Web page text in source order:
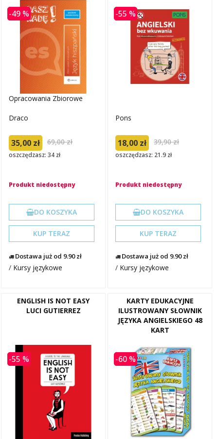
-49 %
Opracowania Zbiorowe
Draco
35,00 zł 69,00 zł
oszczędzasz: 34 zł
Produkt niedostępny
DO KOSZYKA
KUP TERAZ
Dostawa już od 9.90 zł
/ Kursy językowe
-55 %
Pons
18,00 zł 39,90 zł
oszczędzasz: 21.9 zł
Produkt niedostępny
DO KOSZYKA
KUP TERAZ
Dostawa już od 9.90 zł
/ Kursy językowe
ENGLISH IS NOT EASY
LUCI GUTIERREZ
-55 %
KARTY EDUKACYJNE
ILUSTROWANY SŁOWNIK
JĘZYKA ANGIELSKIEGO 48
KART
-60 %